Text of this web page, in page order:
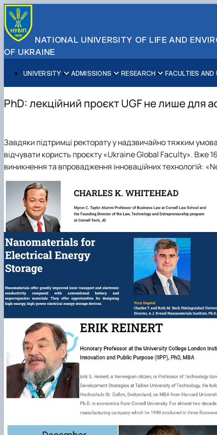
NATIONAL UNIVERSITY OF LIFE AND
OF UKRAINE
UNIVERSITY
About NUBiP
Leadership & Governance
Campus & Facilities
ADMISSIONS
Academic Programs
Cultural Diversity
International Student Support
RESEARCH
Research Excellence
Research Infrastructure
Projects
Patent & Licensing
Science for Business
FACULTIES AND
Educational and Research Institutes
Educational & Research Farms
Partnerships
International Projects
Erasmus+ Mobility
International Students Office
Faculties and Units
University Offices
Press Service
PhD: лекційний проєкт UGF не лише для
Завдяки підтримці ректорату у надзвичайно тяжким
відчувати користь проєкту «Ukraine Global Faculty». Вже
виникнення та впровадження інноваційних технологій: